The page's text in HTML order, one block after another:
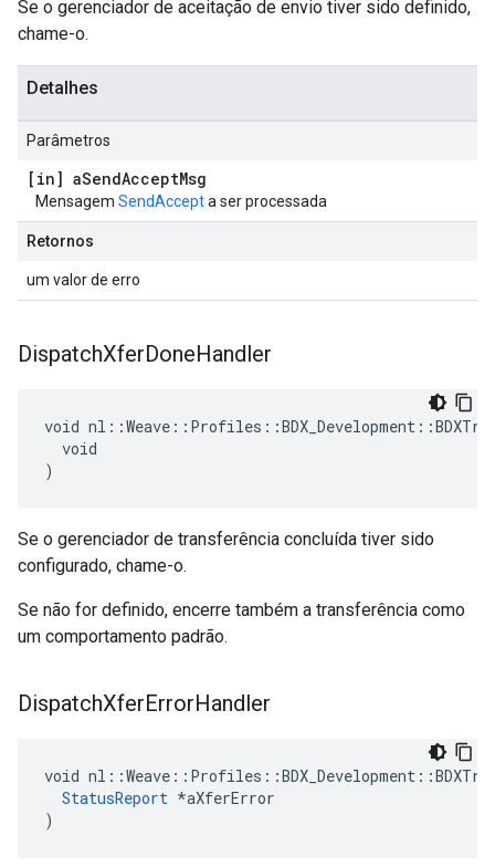
Se o gerenciador de aceitação de envio tiver sido definido,
chame-o.
Detalhes
Parâmetros
[in] aSendAcceptMsg
Mensagem SendAccepta ser processada
Retornos
um valor de erro
DispatchXferDoneHandler
void
  void
)
Se o gerenciador de transferência concluída tiver sido
configurado, chame-o.
Se não for definido, encerre também a transferência como
um comportamento padrão.
DispatchXferErrorHandler
void
StatusReport *aXferError
)